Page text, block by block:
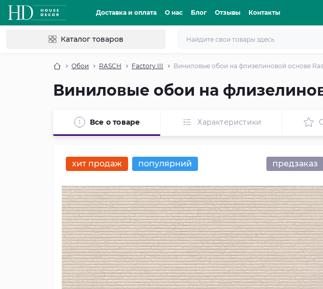
Доставка и оплата О нас Блог Отзывы Контакты
Каталог товаров
Обои RASCH Factory III Виниловые обои на флизелиновой основе
Виниловые обои на
Все о товаре Характеристики
хит продаж популярний предзаказ